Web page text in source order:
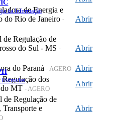
da Informação
Hidrovias
de Energia e
do Rio de Janeiro -
Abrir
Regulação de
do Sul - MS -
Abrir
do Paraná - AGERO Abrir
dos
do MT - AGERO
Abrir
Regulação de
Transporte e
Abrir